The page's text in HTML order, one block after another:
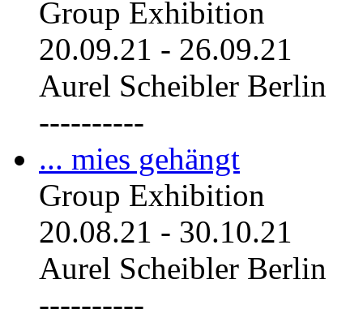
Group Exhibition
20.09.21 - 26.09.21
Aurel Scheibler Berlin
----------
... mies gehängt
Group Exhibition
20.08.21 - 30.10.21
Aurel Scheibler Berlin
----------